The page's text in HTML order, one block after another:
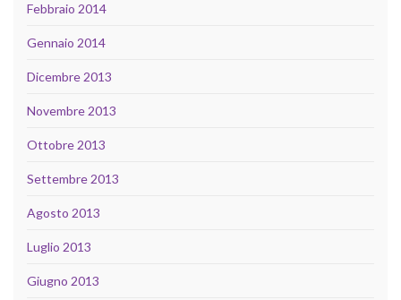
Febbraio 2014
Gennaio 2014
Dicembre 2013
Novembre 2013
Ottobre 2013
Settembre 2013
Agosto 2013
Luglio 2013
Giugno 2013